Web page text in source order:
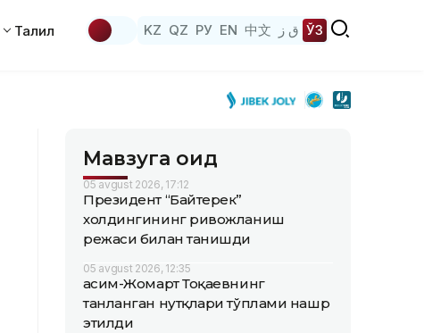
Таҳлил KZ QZ РУ EN 中文 ق ز ЎЗ
Мавзуга оид
05 avgust 2026, 17:12
Президент “Байтерек”
холдингининг ривожланиш
режаси билан танишди
05 avgust 2026, 12:35
Қасим-Жомарт Тоқаевнинг
танланган нутқлари тўплами нашр
этилди